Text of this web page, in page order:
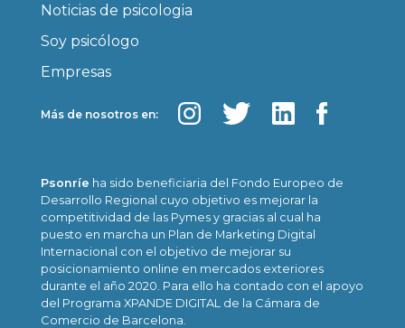
Noticias de psicologia
Soy psicólogo
Empresas
Más de nosotros en:
Psonríe ha sido beneficiaria del Fondo Europeo de
Desarrollo Regional cuyo objetivo es mejorar la
competitividad de las Pymes y gracias al cual ha
puesto en marcha un Plan de Marketing Digital
Internacional con el objetivo de mejorar su
posicionamiento online en mercados exteriores
durante el año 2020. Para ello ha contado con el apoyo
del Programa XPANDE DIGITAL de la Cámara de
Comercio de Barcelona.